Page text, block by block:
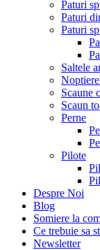
Paturi
Paturi
Paturi
Saltele
Scaune
Scaun
Perne
Pilote
Despre Noi
Blog
Somiere la
Ce trebuie sa
Newsletter